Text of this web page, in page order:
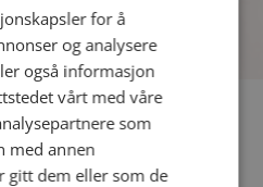
:Hild Johanne,Lykkelita
for å
og analysere
også informasjon
vårt med våre
som
med annen
gitt dem eller som de